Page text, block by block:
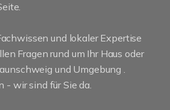
und lokaler Expertise
Fragen rund um Ihr Haus oder
und Umgebung .
- wir sind für Sie da.